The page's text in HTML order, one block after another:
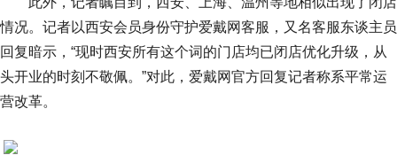
情况。记者以西安会员身份守护爱戴网客服，又名客服东谈主员
回复暗示，“现时西安所有这个词的门店均已闭店优化升级，从
头开业的时刻不敬佩。”对此，爱戴网官方回复记者称系平常运
营改革。